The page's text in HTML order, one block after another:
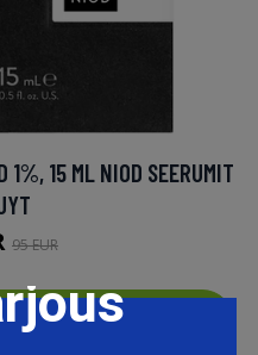
1%, 15 ML NIOD SEERUMIT
95 EUR